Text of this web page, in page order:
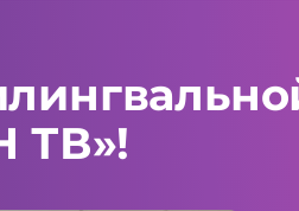
ТВ»!